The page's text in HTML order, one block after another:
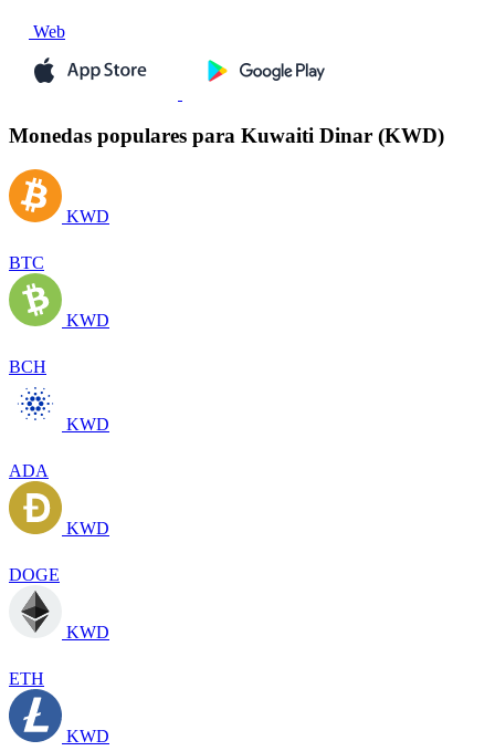
Web
Monedas populares para Kuwaiti Dinar (KWD)
KWD
BTC
KWD
BCH
KWD
ADA
KWD
DOGE
KWD
ETH
KWD